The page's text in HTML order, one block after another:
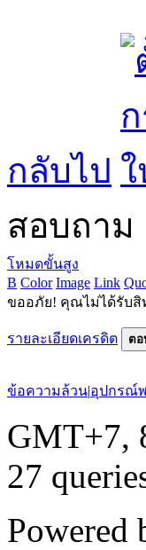
กลับไป
สอบถาม
โหมดขั้นสูง
B Color Image Link
ขออภัย! คุณไม่ได้รับสิ
รายละเอียดเครดิต ตอ
ข้อความล้วน|อุปกรณ์
GMT+7,
27
Powered